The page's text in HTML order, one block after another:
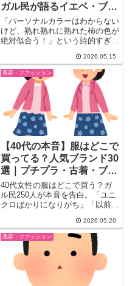
ガル民が語るイエベ・ブル
ベあるある
「パーソナルカラーはわからない
けど、熟れ熟れに熟れた柿の色が
絶対似合う！」という詩的すぎる
2026.05.15
美容・ファッション
【40代の本音】服はどこで
買ってる？人気ブランド30
選｜プチプラ・古着・ブラ
ンド派の声まとめ
40代女性の服はどこで買う？ガ
ル民250人が本音を告白。「ユニ
クロばかりになりがち」「以前の
ラフォーあるあるから、
and.ST・Coca・しまむら・オン
ワードなど人気ブランド30選
と、体型カバーのコツ・古着節約
術まで一気にまとめました。
2026.05.20
美容・ファッション